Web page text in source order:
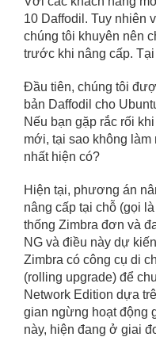
10 Daffodil. Tuy nhiên
chúng tôi khuyên nên
trước khi nâng cấp.
Đầu tiên, chúng tôi
bản Daffodil cho
Nếu bạn gặp rắc rối
mới, tại sao không
nhất hiện có?
Hiện tại, phương án
nâng cấp tại chỗ (gọi
thống Zimbra đơn và
NG và điều này dự
Zimbra có công cụ di
(rolling upgrade) để
Network Edition dựa
gian ngừng hoạt động
này, hiện đang ở giai